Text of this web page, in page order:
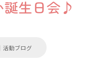
誕生日会♪
活動ブログ